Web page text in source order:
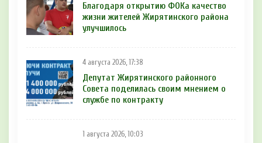
Благодаря открытию ФОКа качество
жизни жителей Жирятинского района
улучшилось
4 августа 2026, 17:38
Депутат Жирятинского районного
Совета поделилась своим мнением о
службе по контракту
1 августа 2026, 10:03